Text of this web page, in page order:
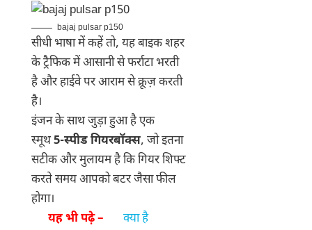
bajaj pulsar p150
सीधी भाषा में कहें तो, यह बाइक शहर
के ट्रैफिक में आसानी से फर्राटा भरती
है और हाईवे पर आराम से क्रूज़ करती
है।
इंजन के साथ जुड़ा हुआ है एक
स्मूथ5-स्पीड गियरबॉक्स, जो इतना
सटीक और मुलायम है कि गियर शिफ्ट
करते समय आपको बटर जैसा फील
होगा।
यह भी पढ़े –
क्या है